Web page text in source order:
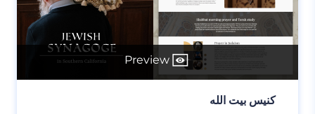
Preview
كنيس بيت الله